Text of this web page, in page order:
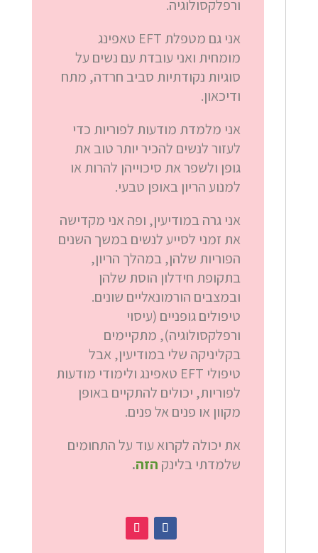
ורפלקסולוגיה.
אני גם מטפלת EFT טאפינג
מומחית ואני עובדת עם נשים על
סוגיות נקודתיות סביב חרדה, מתח
ודיכאון.
אני מלמדת מודעות לפוריות כדי
לעזור לנשים להכיר יותר טוב את
גופן ולשפר את סיכוייהן להרות או
למנוע הריון באופן טבעי.
אני גרה במודיעין, ופה אני מקדישה
את זמני לסייע לנשים במשך השנים
הפוריות שלהן, במהלך הריון,
בתקופת חידלון הוסת שלהן
ובמצבים הורמונאליים שונים.
טיפולים גופניים (עיסוי
ורפלקסולוגיה), מתקיימים
בקליניקה שלי במודיעין, אבל
טיפולי EFT טאפינג ולימודי מודעות
לפוריות, יכולים להתקיים באופן
מקוון או פנים אל פנים.
את יכולה לקרוא עוד על התחומים
שלמדתי בלינק הזה.